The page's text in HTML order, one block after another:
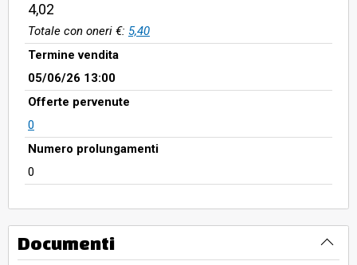
4,02
Totale con oneri €: 5,40
Termine vendita
05/06/26 13:00
Offerte pervenute
0
Numero prolungamenti
0
Documenti